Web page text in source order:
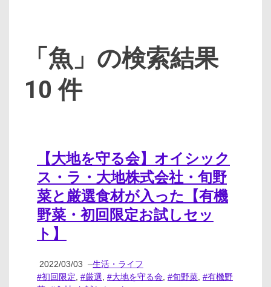
「魚」の検索結果
10 件
【大地を守る会】オイシック
ス・ラ・大地株式会社・旬野
菜と厳選食材が入った【有機
野菜・初回限定お試しセッ
ト】
2022/03/03 –生活・ライフ
#初回限定 #厳選 #大地を守る会 #旬野菜 #有機野